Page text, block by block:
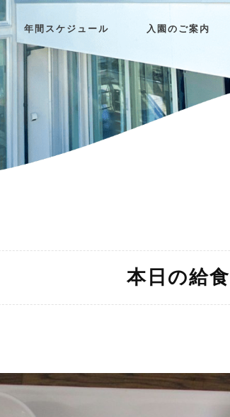
年間スケジュール 入園のご案内
本日の給食